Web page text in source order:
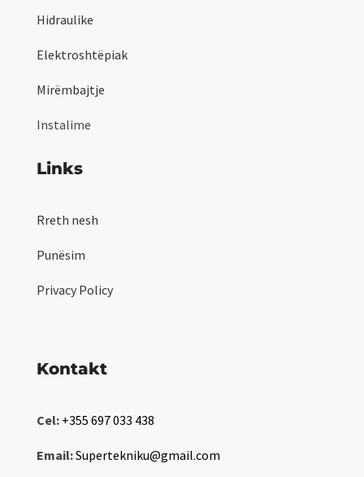
Hidraulike
Elektroshtëpiak
Mirëmbajtje
Instalime
Links
Rreth nesh
Punësim
Privacy Policy
Kontakt
Cel: +355 697 033 438
Email:Supertekniku@gmail.com